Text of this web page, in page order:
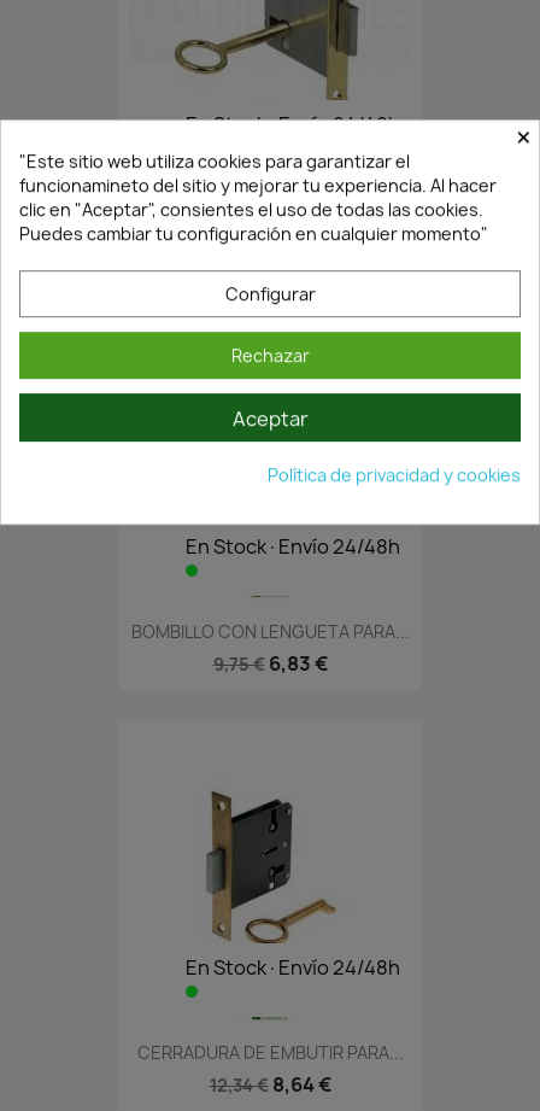
En Stock·Envío 24/48h
CERRADURA DE EMBUTIR PARA...
12,34 €8,64 €
En Stock·Envío 24/48h
BOMBILLO CON LENGUETA PARA...
9,75 € 6,83 €
En Stock·Envío 24/48h
CERRADURA DE EMBUTIR PARA...
12,34 € 8,64 €
×
"Este sitio web utiliza cookies para garantizar el
funcionamineto del sitio y mejorar tu experiencia. Al hacer
clic en "Aceptar", consientes el uso de todas las cookies.
Puedes cambiar tu configuración en cualquier momento"
Configurar
Rechazar
Aceptar
Política de privacidad y cookies